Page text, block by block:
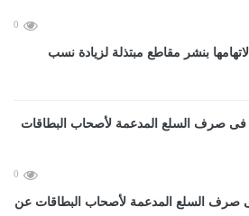
0
بنشر مقاطع مبتذلة لزيادة نسب
0
فى صرف السلع المدعمة لأصحاب البطاقات عن